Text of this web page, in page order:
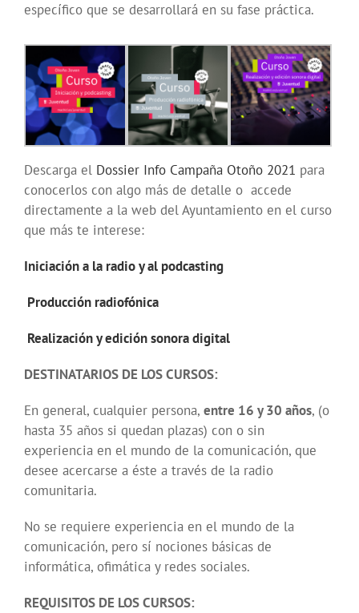
específico que se desarrollará en su fase práctica.
Descarga el Dossier Info Campaña Otoño 2021 para
conocerlos con algo más de detalle o accede
directamente a la web del Ayuntamiento en el curso
que más te interese:
Iniciación a la radio y al podcasting
Producción radiofónica
Realización y edición sonora digital
DESTINATARIOS DE LOS CURSOS:
En general, cualquier persona, entre 16 y 30 años, (o
hasta 35 años si quedan plazas) con o sin
experiencia en el mundo de la comunicación, que
desee acercarse a éste a través de la radio
comunitaria.
No se requiere experiencia en el mundo de la
comunicación, pero sí nociones básicas de
informática, ofimática y redes sociales.
REQUISITOS DE LOS CURSOS: